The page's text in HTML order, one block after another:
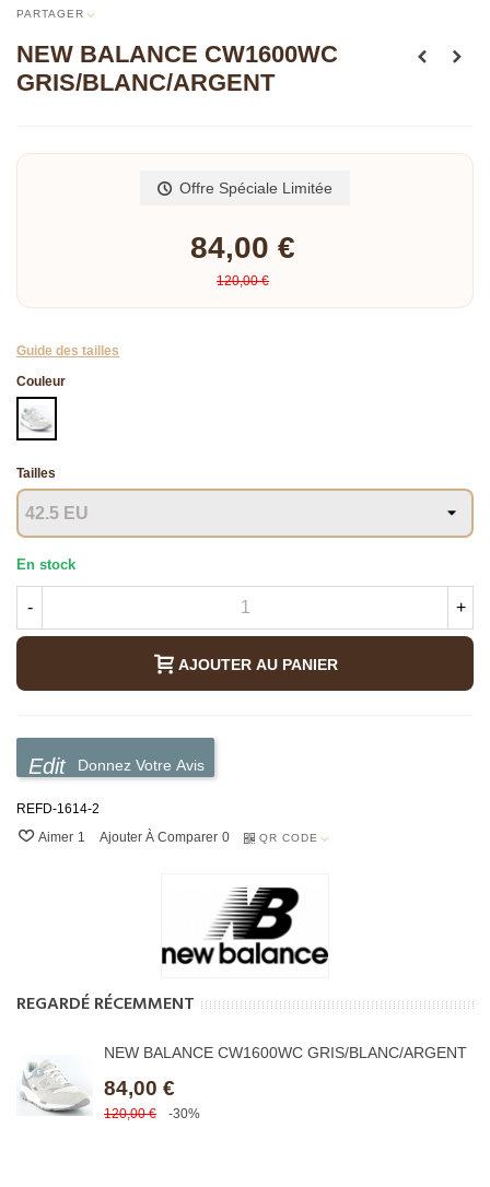
PARTAGER
NEW BALANCE CW1600WC
GRIS/BLANC/ARGENT
Offre Spéciale Limitée
84,00 €
120,00 €
Guide des tailles
Couleur
BLANC
Tailles
En stock
- +
AJOUTER AU PANIER
Donnez Votre Avis
REFD-1614-2
Aimer 1 Ajouter À Comparer 0 QR CODE
REGARDÉ RÉCEMMENT
NEW BALANCE CW1600WC GRIS/BLANC/ARGENT
84,00 €
120,00 € -30%